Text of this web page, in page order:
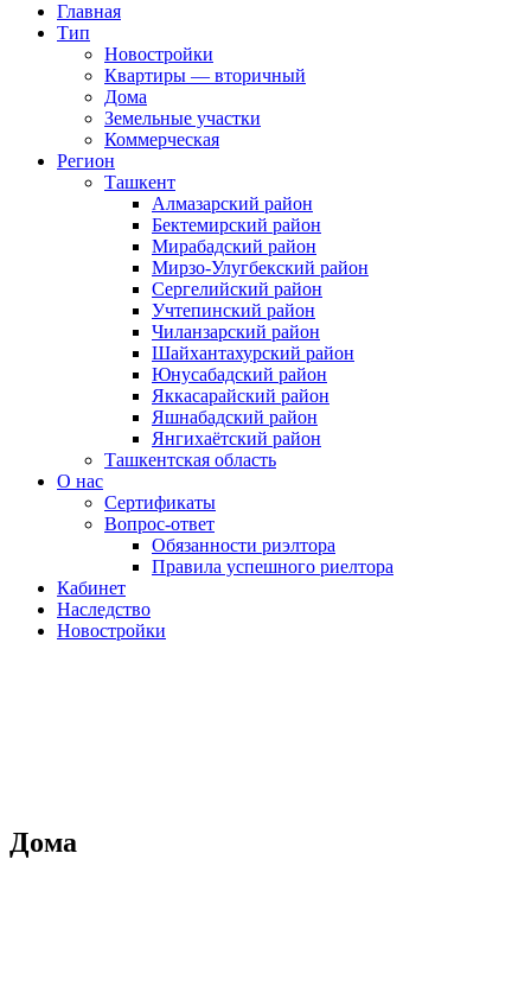
Главная
Тип
Новостройки
Квартиры — вторичный
Дома
Земельные участки
Коммерческая
Регион
Ташкент
Алмазарский район
Бектемирский район
Мирабадский район
Мирзо-Улугбекский район
Сергелийский район
Учтепинский район
Чиланзарский район
Шайхантахурский район
Юнусабадский район
Яккасарайский район
Яшнабадский район
Янгихаётский район
Ташкентская область
О нас
Сертификаты
Вопрос-ответ
Обязанности риэлтора
Правила успешного риелтора
Кабинет
Наследство
Новостройки
Дома